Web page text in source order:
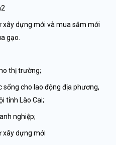
dựng mới và mua sắm mới
gạo.
thị trường;
sống cho lao động địa phương,
tỉnh Lào Cai;
nghiệp;
dựng mới